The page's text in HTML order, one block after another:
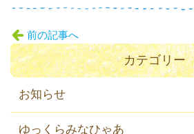
前の記事へ
カテゴリー
お知らせ
ゆっくらみなひゃあ